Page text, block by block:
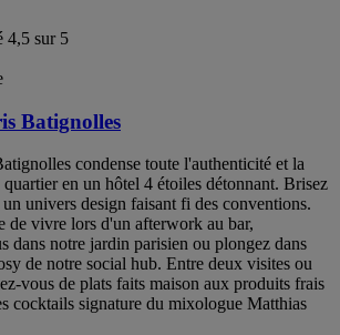
4,5 sur 5
Batignolles
condense toute l'authenticité et la
en un hôtel 4 étoiles détonnant. Brisez
univers design faisant fi des conventions.
de vivre lors d'un afterwork au bar,
dans notre jardin parisien ou plongez dans
de notre social hub. Entre deux visites ou
vous de plats faits maison aux produits frais
cocktails signature du mixologue Matthias